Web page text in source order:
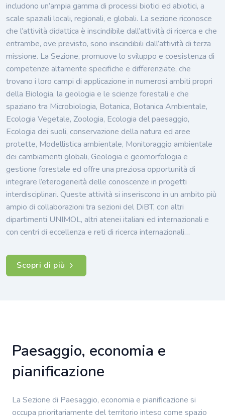
includono un’ampia gamma di processi biotici ed abiotici, a
scale spaziali locali, regionali, e globali. La sezione riconosce
che l’attività didattica è inscindibile dall’attività di ricerca e che
entrambe, ove previsto, sono inscindibili dall’attività di terza
missione. La Sezione, promuove lo sviluppo e coesistenza di
competenze altamente specifiche e differenziate, che
trovano i loro campi di applicazione in numerosi ambiti propri
della Biologia, la geologia e le scienze forestali e che
spaziano tra Microbiologia, Botanica, Botanica Ambientale,
Ecologia Vegetale, Zoologia, Ecologia del paesaggio,
Ecologia dei suoli, conservazione della natura ed aree
protette, Modellistica ambientale, Monitoraggio ambientale
dei cambiamenti globali, Geologia e geomorfologia e
gestione forestale ed offre una preziosa opportunità di
integrare l’eterogeneità delle conoscenze in progetti
interdisciplinari. Queste attività si inseriscono in un ambito più
ampio di collaborazioni tra sezioni del DiBT, con altri
dipartimenti UNIMOL, altri atenei italiani ed internazionali e
con centri di eccellenza e reti di ricerca internazionali…
Scopri di più
Paesaggio, economia e
pianificazione
La Sezione di Paesaggio, economia e pianificazione si
occupa prioritariamente del territorio inteso come spazio